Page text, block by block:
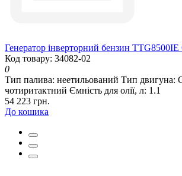
Генератор інверторний бензин
Код товару: 34082-02
0
Тип палива: неетильований Тип двигуна:
чотиритактний Ємність для олії, л: 1.1
54 223 грн.
До кошика